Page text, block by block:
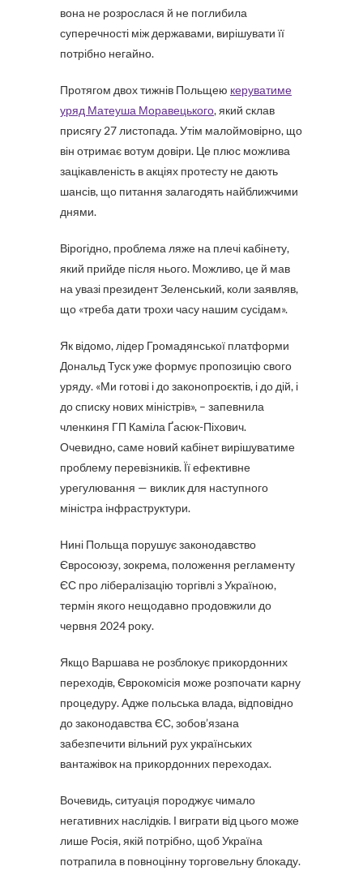
вона не розрослася й не поглибила
суперечності між державами, вирішувати її
потрібно негайно.
Протягом двох тижнів Польщею керуватиме
уряд Матеуша Моравецького, який склав
присягу 27 листопада. Утім малоймовірно, що
він отримає вотум довіри. Це плюс можлива
зацікавленість в акціях протесту не дають
шансів, що питання залагодять найближчими
днями.
Вірогідно, проблема ляже на плечі кабінету,
який прийде після нього. Можливо, це й мав
на увазі президент Зеленський, коли заявляв,
що «треба дати трохи часу нашим сусідам».
Як відомо, лідер Громадянської платформи
Дональд Туск уже формує пропозицію свого
уряду. «Ми готові і до законопроєктів, і до дій, і
до списку нових міністрів», – запевнила
членкиня ГП Каміла Ґасюк-Піхович.
Очевидно, саме новий кабінет вирішуватиме
проблему перевізників. Її ефективне
урегулювання — виклик для наступного
міністра інфраструктури.
Нині Польща порушує законодавство
Євросоюзу, зокрема, положення регламенту
ЄС про лібералізацію торгівлі з Україною,
термін якого нещодавно продовжили до
червня 2024 року.
Якщо Варшава не розблокує прикордонних
переходів, Єврокомісія може розпочати карну
процедуру. Адже польська влада, відповідно
до законодавства ЄС, зобов’язана
забезпечити вільний рух українських
вантажівок на прикордонних переходах.
Вочевидь, ситуація породжує чимало
негативних наслідків. І виграти від цього може
лише Росія, якій потрібно, щоб Україна
потрапила в повноцінну торговельну блокаду.